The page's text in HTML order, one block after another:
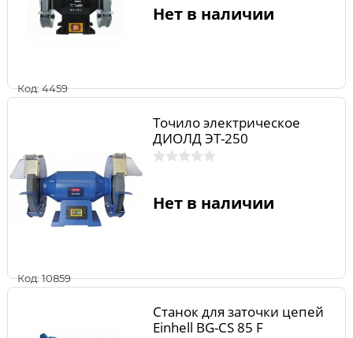
Код: 4459
Нет в наличии
Код: 10859
Точило электрическое
ДИОЛД ЭТ-250
Нет в наличии
Станок для заточки цепей
Einhell BG-CS 85 F